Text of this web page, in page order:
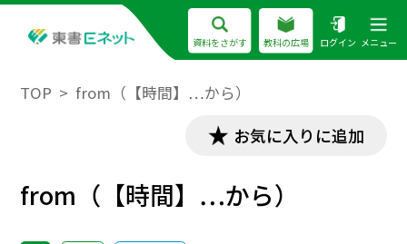
資料をさがす 教科の広場 ログイン メニュー
TOP from（【時間】…から）
お気に入りに追加
from（【時間】…から）